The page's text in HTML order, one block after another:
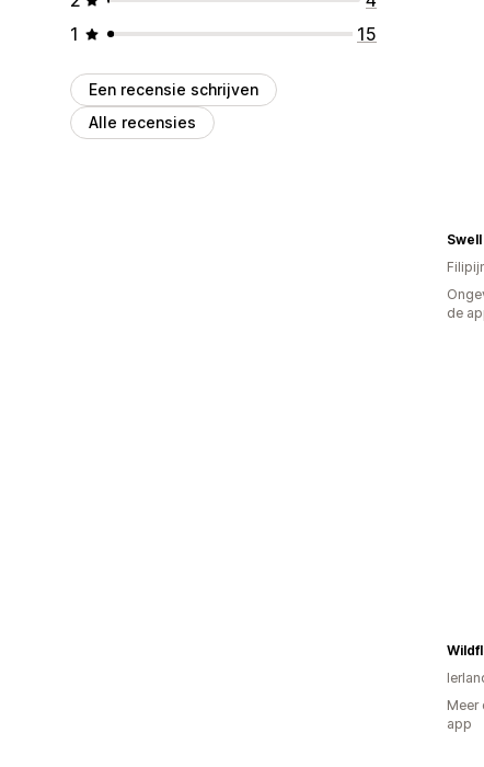
1
15
Een recensie schrijven
Alle recensies
de
Meer
app